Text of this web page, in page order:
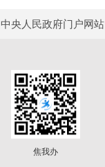
中央人民政府门户网站
焦我办